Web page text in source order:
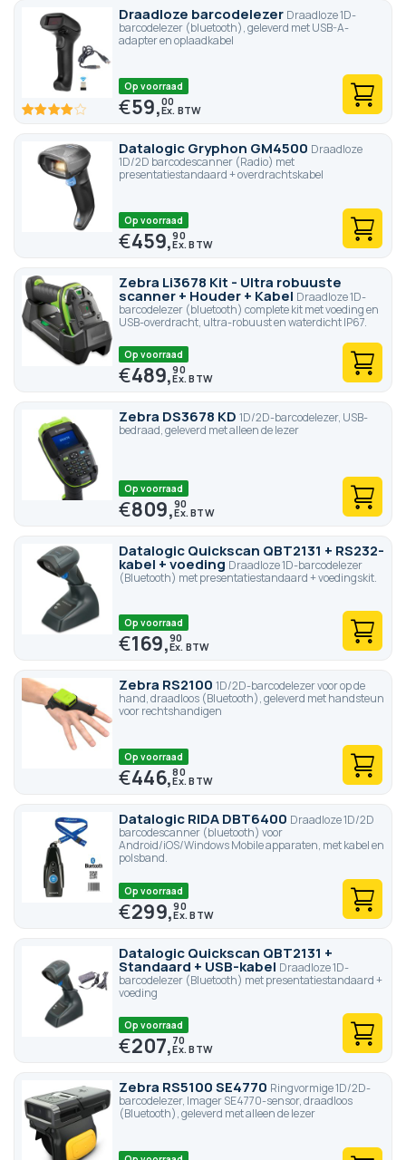
Draadloze barcodelezer Draadloze 1D-
barcodelezer (bluetooth), geleverd met USB-A-
adapter en oplaadkabel
80 100
Op voorraad
€59,00
Datalogic Gryphon GM4500 Draadloze
1D/2D barcodescanner (Radio) met
presentatiestandaard + overdrachtskabel
Op voorraad
€459,90
Zebra Li3678 Kit - Ultra robuuste
scanner + Houder + Kabel Draadloze 1D-
barcodelezer (bluetooth) complete kit met voeding en
USB-overdracht, ultra-robuust en waterdicht IP67.
Op voorraad
€489,90
Zebra DS3678 KD 1D/2D-barcodelezer, USB-
bedraad, geleverd met alleen de lezer
Op voorraad
€809,90
Datalogic Quickscan QBT2131 + RS232-
kabel + voeding Draadloze 1D-barcodelezer
(Bluetooth) met presentatiestandaard + voedingskit.
Op voorraad
€169,90
Zebra RS2100 1D/2D-barcodelezer voor op de
hand, draadloos (Bluetooth), geleverd met handsteun
voor rechtshandigen
Op voorraad
€446,80
Datalogic RIDA DBT6400 Draadloze 1D/2D
barcodescanner (bluetooth) voor
Android/iOS/Windows Mobile apparaten, met kabel en
polsband.
Op voorraad
€299,90
Datalogic Quickscan QBT2131 +
Standaard + USB-kabel Draadloze 1D-
barcodelezer (Bluetooth) met presentatiestandaard +
voeding
Op voorraad
€207,70
Zebra RS5100 SE4770 Ringvormige 1D/2D-
barcodelezer, Imager SE4770-sensor, draadloos
(Bluetooth), geleverd met alleen de lezer